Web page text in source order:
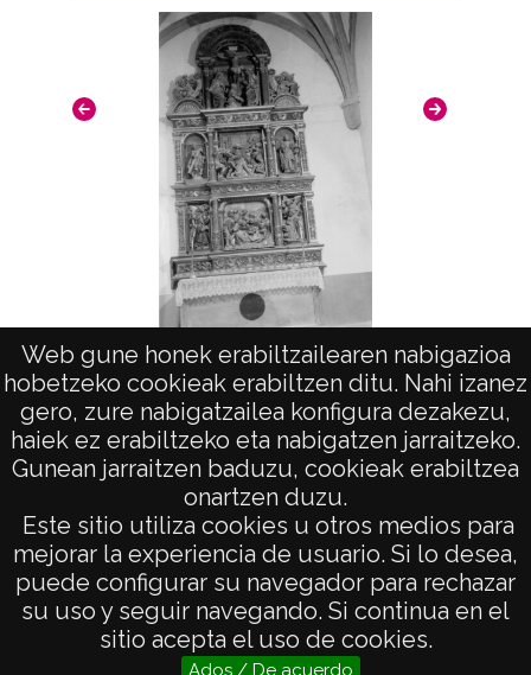
Web gune honek erabiltzailearen nabigazioa
hobetzeko cookieak erabiltzen ditu. Nahi izanez
gero, zure nabigatzailea konfigura dezakezu,
haiek ez erabiltzeko eta nabigatzen jarraitzeko.
Gunean jarraitzen baduzu, cookieak erabiltzea
onartzen duzu.
Este sitio utiliza cookies u otros medios para
mejorar la experiencia de usuario. Si lo desea,
puede configurar su navegador para rechazar
su uso y seguir navegando. Si continua en el
sitio acepta el uso de cookies.
Ados / De acuerdo
Délica. Retablo
AVISO LEGAL
POLÍTICA DE PRIVACIDAD
ACCESIBILIDAD
ATENCIÓN CIUDADANA